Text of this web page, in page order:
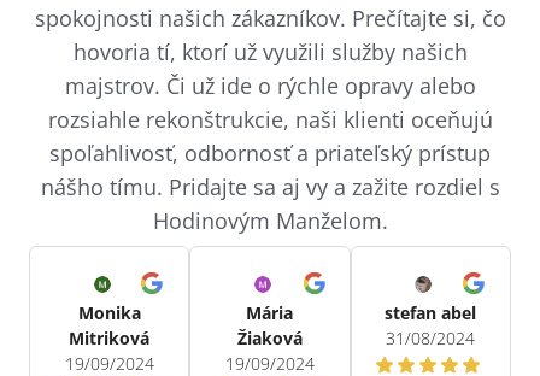
spokojnosti našich zákazníkov. Prečítajte si, čo
hovoria tí, ktorí už využili služby našich
majstrov. Či už ide o rýchle opravy alebo
rozsiahle rekonštrukcie, naši klienti oceňujú
spoľahlivosť, odbornosť a priateľský prístup
nášho tímu. Pridajte sa aj vy a zažite rozdiel s
Hodinovým Manželom.
Monika
Mitriková
19/09/2024
Mária
Žiaková
19/09/2024
stefan abel
31/08/2024